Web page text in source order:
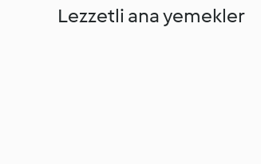
Lezzetli ana yemekler